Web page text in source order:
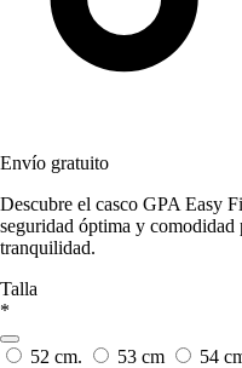
Envío gratuito
Descubre el casco GPA Easy
seguridad óptima y comodidad
tranquilidad.
Talla
*
52 cm. 53 cm 54